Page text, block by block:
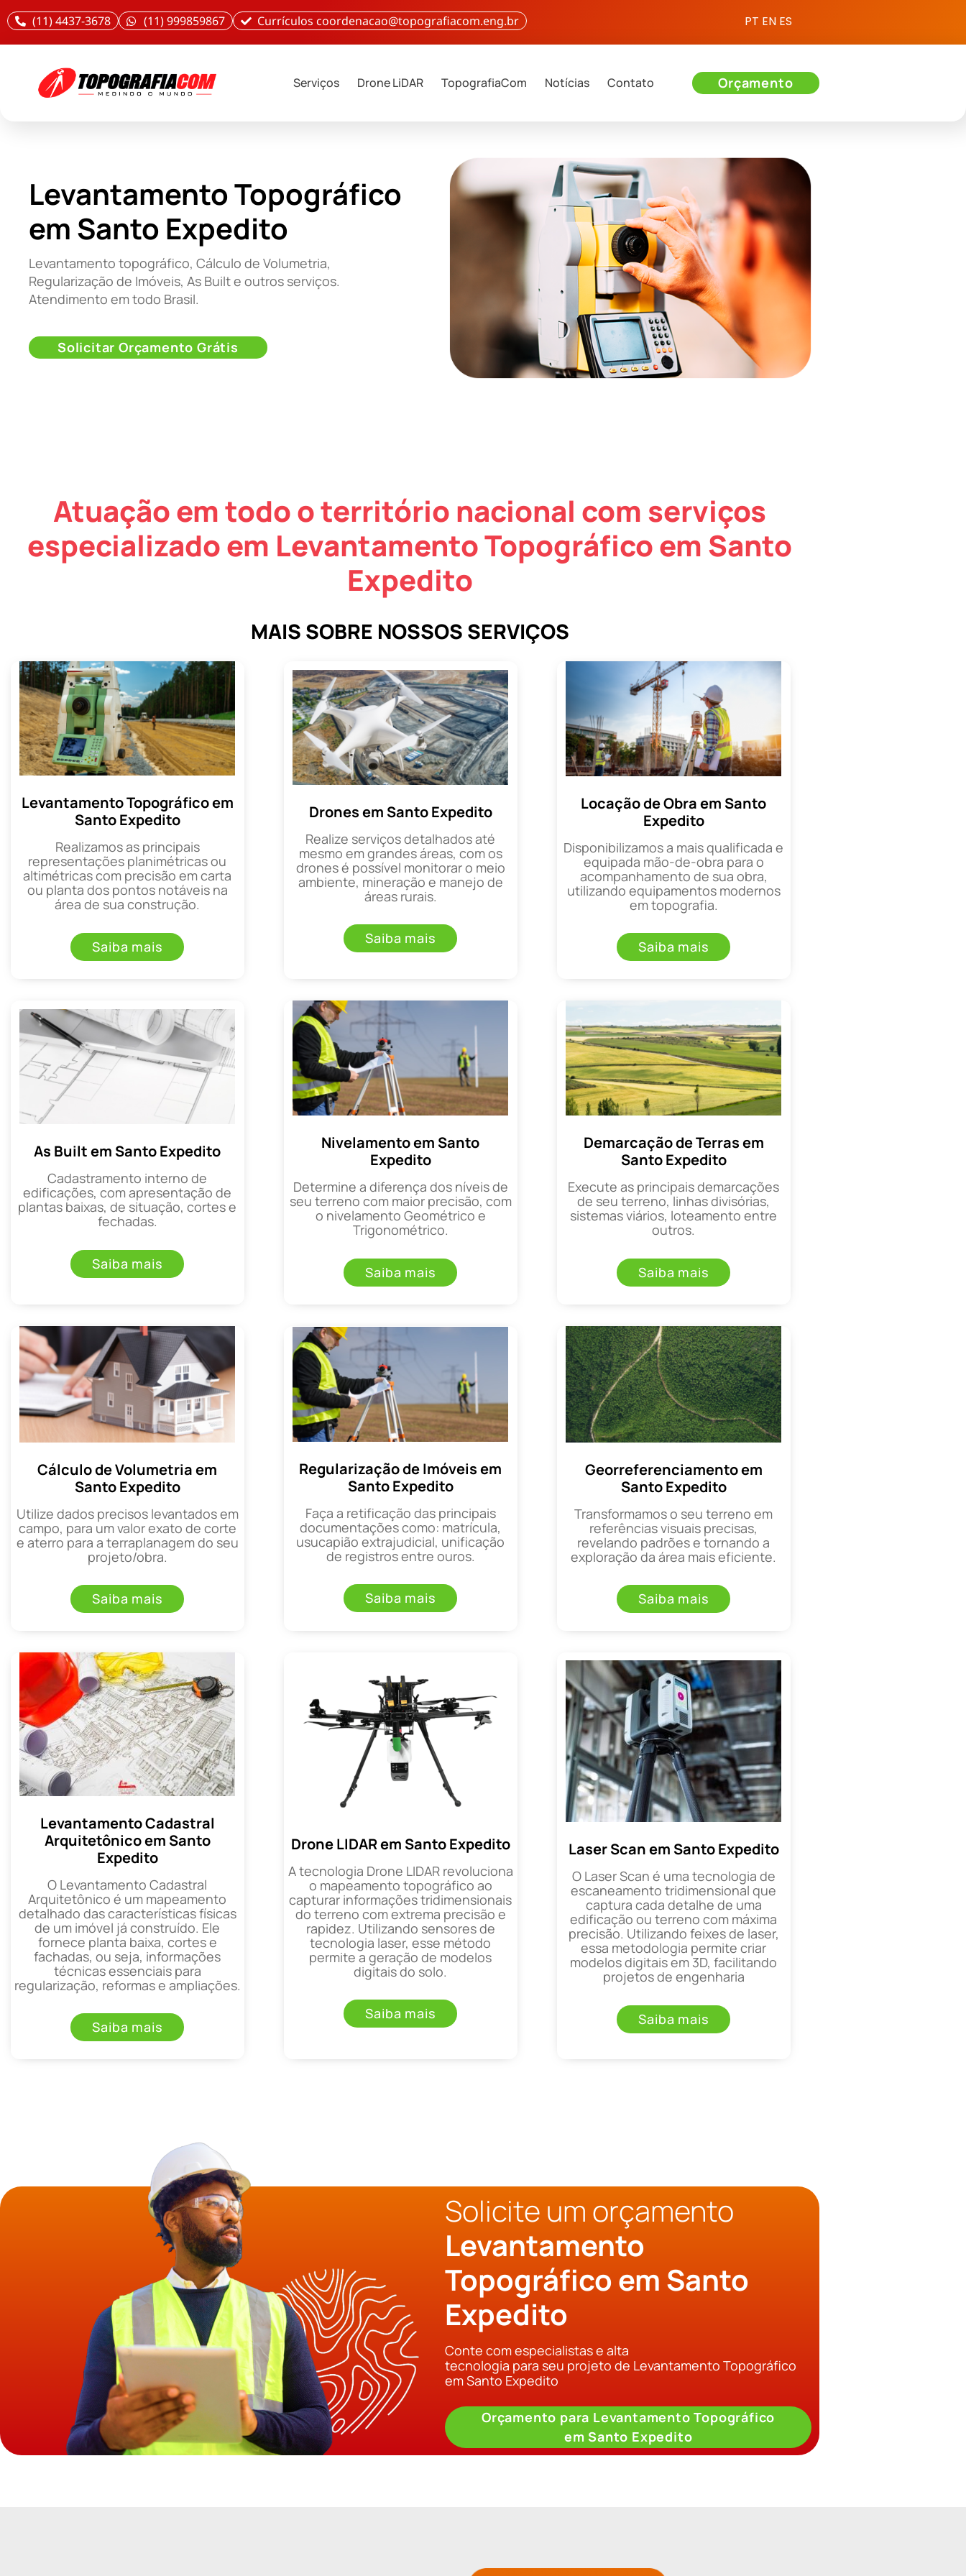
(11) 4437-3678 (11) 999859867 Currículos coordenacao@topografiacom.eng.br PT EN ES
Serviços Drone LiDAR TopografiaCom Notícias Contato Orçamento
Levantamento Topográfico
em Santo Expedito
Levantamento topográfico, Cálculo de Volumetria,
Regularização de Imóveis, As Built e outros serviços.
Atendimento em todo Brasil.
Solicitar Orçamento Grátis
Atuação em todo o território nacional com serviços
especializado em Levantamento Topográfico em Santo
Expedito
MAIS SOBRE NOSSOS SERVIÇOS
Levantamento Topográfico em
Santo Expedito
Realizamos as principais
representações planimétricas ou
altimétricas com precisão em carta
ou planta dos pontos notáveis na
área de sua construção.
Saiba mais
Drones em Santo Expedito
Realize serviços detalhados até
mesmo em grandes áreas, com os
drones é possível monitorar o meio
ambiente, mineração e manejo de
áreas rurais.
Saiba mais
Locação de Obra em Santo
Expedito
Disponibilizamos a mais qualificada e
equipada mão-de-obra para o
acompanhamento de sua obra,
utilizando equipamentos modernos
em topografia.
Saiba mais
As Built em Santo Expedito
Cadastramento interno de
edificações, com apresentação de
plantas baixas, de situação, cortes e
fechadas.
Saiba mais
Nivelamento em Santo
Expedito
Determine a diferença dos níveis de
seu terreno com maior precisão, com
o nivelamento Geométrico e
Trigonométrico.
Saiba mais
Demarcação de Terras em
Santo Expedito
Execute as principais demarcações
de seu terreno, linhas divisórias,
sistemas viários, loteamento entre
outros.
Saiba mais
Cálculo de Volumetria em
Santo Expedito
Utilize dados precisos levantados em
campo, para um valor exato de corte
e aterro para a terraplanagem do seu
projeto/obra.
Saiba mais
Regularização de Imóveis em
Santo Expedito
Faça a retificação das principais
documentações como: matrícula,
usucapião extrajudicial, unificação
de registros entre ouros.
Saiba mais
Georreferenciamento em
Santo Expedito
Transformamos o seu terreno em
referências visuais precisas,
revelando padrões e tornando a
exploração da área mais eficiente.
Saiba mais
Levantamento Cadastral
Arquitetônico em Santo
Expedito
O Levantamento Cadastral
Arquitetônico é um mapeamento
detalhado das características físicas
de um imóvel já construído. Ele
fornece planta baixa, cortes e
fachadas, ou seja, informações
técnicas essenciais para
regularização, reformas e ampliações.
Saiba mais
Drone LIDAR em Santo Expedito
A tecnologia Drone LIDAR revoluciona
o mapeamento topográfico ao
capturar informações tridimensionais
do terreno com extrema precisão e
rapidez. Utilizando sensores de
tecnologia laser, esse método
permite a geração de modelos
digitais do solo.
Saiba mais
Laser Scan em Santo Expedito
O Laser Scan é uma tecnologia de
escaneamento tridimensional que
captura cada detalhe de uma
edificação ou terreno com máxima
precisão. Utilizando feixes de laser,
essa metodologia permite criar
modelos digitais em 3D, facilitando
projetos de engenharia
Saiba mais
Solicite um orçamento
Levantamento
Topográfico em Santo
Expedito
Conte com especialistas e alta
tecnologia para seu projeto de Levantamento Topográfico
em Santo Expedito
Orçamento para Levantamento Topográfico
em Santo Expedito